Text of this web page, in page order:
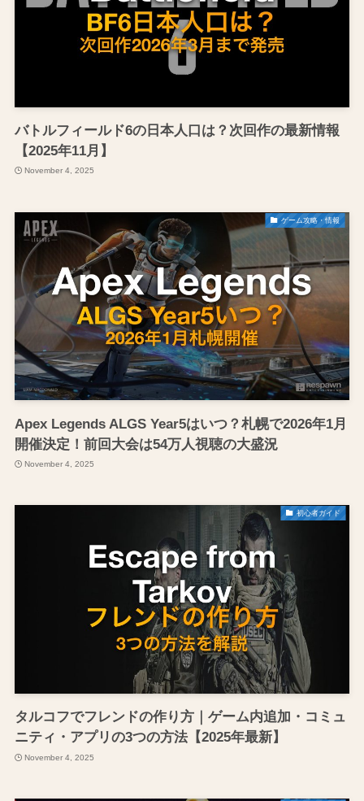
バトルフィールド6の日本人口は？次回作の最新情報
【2025年11月】
November 4, 2025
ゲーム攻略・情報
Apex Legends ALGS Year5はいつ？札幌で2026年1月
開催決定！前回大会は54万人視聴の大盛況
November 4, 2025
初心者ガイド
タルコフでフレンドの作り方｜ゲーム内追加・コミュ
ニティ・アプリの3つの方法【2025年最新】
November 4, 2025